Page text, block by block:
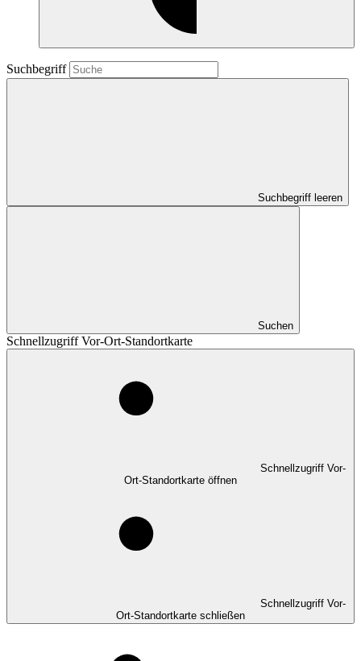
Suchbegriff
Suchbegriff leeren
Suchen
Schnellzugriff Vor-Ort-Standortkarte
Schnellzugriff Vor-
Ort-Standortkarte öffnen
Schnellzugriff Vor-
Ort-Standortkarte schließen